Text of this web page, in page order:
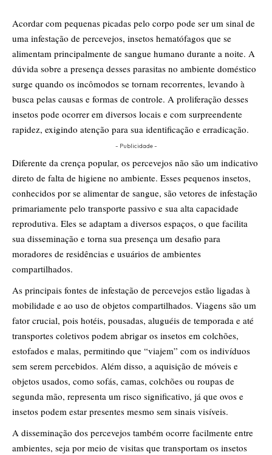
Acordar com pequenas picadas pelo corpo pode ser um sinal de
uma infestação de percevejos, insetos hematófagos que se
alimentam principalmente de sangue humano durante a noite. A
dúvida sobre a presença desses parasitas no ambiente doméstico
surge quando os incômodos se tornam recorrentes, levando à
busca pelas causas e formas de controle. A proliferação desses
insetos pode ocorrer em diversos locais e com surpreendente
rapidez, exigindo atenção para sua identificação e erradicação.
- Publicidade -
Diferente da crença popular, os percevejos não são um indicativo
direto de falta de higiene no ambiente. Esses pequenos insetos,
conhecidos por se alimentar de sangue, são vetores de infestação
primariamente pelo transporte passivo e sua alta capacidade
reprodutiva. Eles se adaptam a diversos espaços, o que facilita
sua disseminação e torna sua presença um desafio para
moradores de residências e usuários de ambientes
compartilhados.
As principais fontes de infestação de percevejos estão ligadas à
mobilidade e ao uso de objetos compartilhados. Viagens são um
fator crucial, pois hotéis, pousadas, aluguéis de temporada e até
transportes coletivos podem abrigar os insetos em colchões,
estofados e malas, permitindo que “viajem” com os indivíduos
sem serem percebidos. Além disso, a aquisição de móveis e
objetos usados, como sofás, camas, colchões ou roupas de
segunda mão, representa um risco significativo, já que ovos e
insetos podem estar presentes mesmo sem sinais visíveis.
A disseminação dos percevejos também ocorre facilmente entre
ambientes, seja por meio de visitas que transportam os insetos